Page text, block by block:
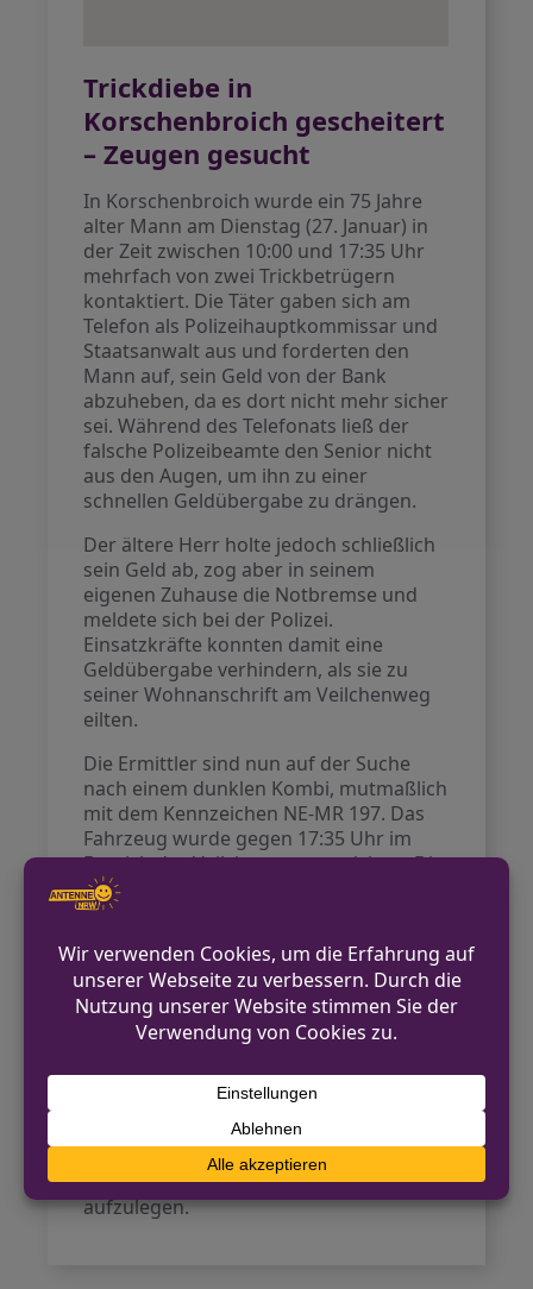
Trickdiebe in
Korschenbroich gescheitert
– Zeugen gesucht
In Korschenbroich wurde ein 75 Jahre
alter Mann am Dienstag (27. Januar) in
der Zeit zwischen 10:00 und 17:35 Uhr
mehrfach von zwei Trickbetrügern
kontaktiert. Die Täter gaben sich am
Telefon als Polizeihauptkommissar und
Staatsanwalt aus und forderten den
Mann auf, sein Geld von der Bank
abzuheben, da es dort nicht mehr sicher
sei. Während des Telefonats ließ der
falsche Polizeibeamte den Senior nicht
aus den Augen, um ihn zu einer
schnellen Geldübergabe zu drängen.
Der ältere Herr holte jedoch schließlich
sein Geld ab, zog aber in seinem
eigenen Zuhause die Notbremse und
meldete sich bei der Polizei.
Einsatzkräfte konnten damit eine
Geldübergabe verhindern, als sie zu
seiner Wohnanschrift am Veilchenweg
eilten.
Die Ermittler sind nun auf der Suche
nach einem dunklen Kombi, mutmaßlich
mit dem Kennzeichen NE-MR 197. Das
Fahrzeug wurde gegen 17:35 Uhr im
Bereich des Veilchenwegs gesichtet. Die
beiden Insassen werden als südländisch
wirkende Männer im Alter von etwa 20
Die Polizei warnt, dass Betrüger oft mit
plausiblen Erklärungen versuchen, ihre
Opfer unter Druck zu setzen und sie so
Es wird darauf hingewiesen, dass kein
Polizeibeamter oder Staatsanwalt am
Telefon Bargeld oder Wertgegenstände
anfordern sollte. Bei verdächtigen
Anrufen ist es ratsam, sofort
aufzulegen.